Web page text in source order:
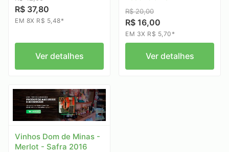
R$ 37,80
EM 8X R$ 5,48*
Ver detalhes
R$ 20,00
R$ 16,00
EM 3X R$ 5,70*
Ver detalhes
Vinhos Dom de Minas -
Merlot - Safra 2016